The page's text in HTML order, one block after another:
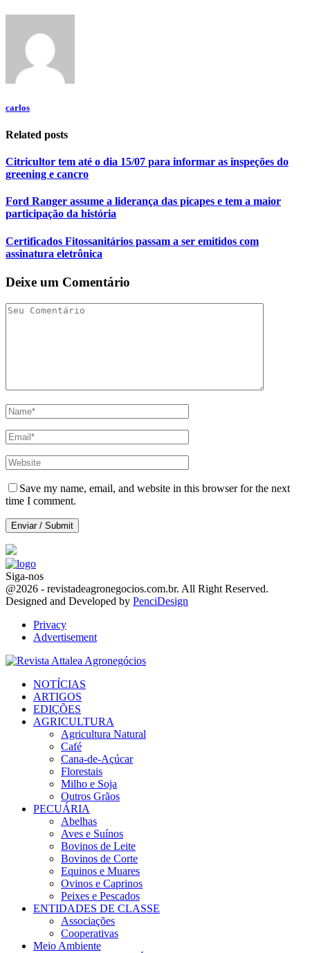
carlos
Related posts
Citricultor tem até o dia 15/07 para informar as inspeções do
greening e cancro
Ford Ranger assume a liderança das picapes e tem a maior
participação da história
Certificados Fitossanitários passam a ser emitidos com
assinatura eletrônica
Deixe um Comentário
Save my name, email, and website in this browser for the next
time I comment.
Siga-nos
Facebook
Twitter
Instagram
Linkedin
Youtube
Email
@2026 - revistadeagronegocios.com.br. All Right Reserved.
Designed and Developed by PenciDesign
Privacy
Advertisement
NOTÍCIAS
ARTIGOS
EDIÇÕES
AGRICULTURA
Agricultura Natural
Café
Cana-de-Açúcar
Florestais
Milho e Soja
Outros Grãos
PECUÁRIA
Abelhas
Aves e Suínos
Bovinos de Leite
Bovinos de Corte
Equinos e Muares
Ovinos e Caprinos
Peixes e Pescados
ENTIDADES DE CLASSE
Associações
Cooperativas
Meio Ambiente